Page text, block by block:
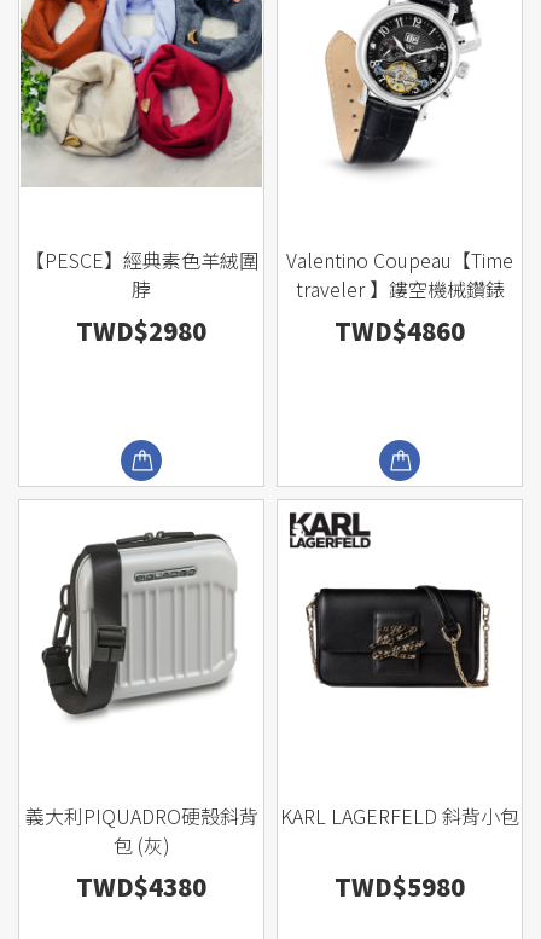
【PESCE】經典素色羊絨圍
脖
TWD$2980
Valentino Coupeau【Time
traveler 】鏤空機械鑽錶
TWD$4860
義大利PIQUADRO硬殼斜背
包 (灰)
TWD$4380
KARL LAGERFELD 斜背小包
TWD$5980